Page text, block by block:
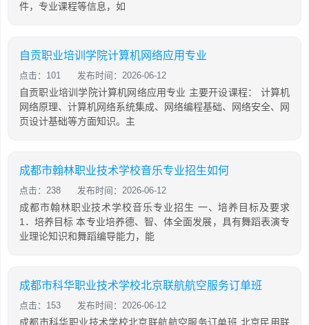
件，专业课程等信息，如
自贡职业培训学院计算机网络应用专业
点击：101 发布时间：2026-06-12
自贡职业培训学院计算机网络应用专业 主要开设课程： 计算机
网络原理、计算机网络系统集成、网络编程基础、网络安全、网
页设计基础等方面知识。主
成都市翰林职业技术学校音乐专业招生如何
点击：238 发布时间：2026-06-12
成都市翰林职业技术学校音乐专业招生 一、培养目标及要求
1．培养目标 本专业培养德、智、体全面发展，具有舞蹈表演专
业理论知识和舞蹈编导能力，能
成都市科华职业技术学校北京联航航空服务订单班
点击：153 发布时间：2026-06-12
成都市科华职业技术学校北京联航航空服务订单班 北京民用联